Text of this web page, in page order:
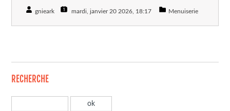
gnieark mardi, janvier 20 2026 , 18:17 Menuiserie
RECHERCHE